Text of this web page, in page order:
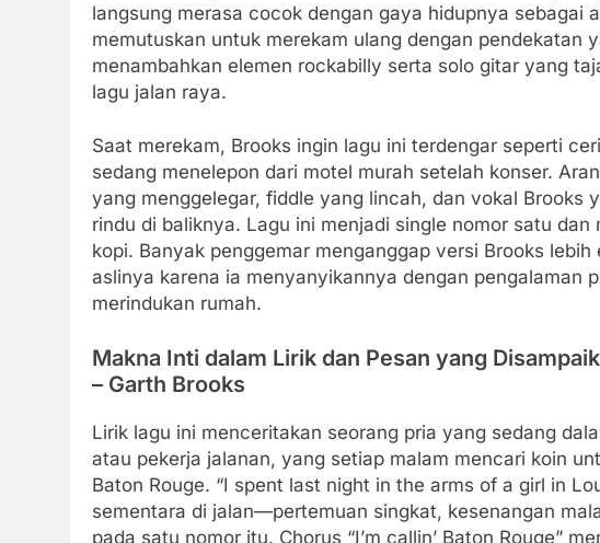
langsung merasa cocok dengan gaya hidupnya sebagai
memutuskan untuk merekam ulang dengan pendekatan
menambahkan elemen rockabilly serta solo gitar yang
lagu jalan raya.
Saat merekam, Brooks ingin lagu ini terdengar seperti
sedang menelepon dari motel murah setelah konser.
yang menggelegar, fiddle yang lincah, dan vokal Brooks
rindu di baliknya. Lagu ini menjadi single nomor satu
kopi. Banyak penggemar menganggap versi Brooks
aslinya karena ia menyanyikannya dengan pengalaman
merindukan rumah.
Makna Inti dalam Lirik dan Pesan yang
– Garth Brooks
Lirik lagu ini menceritakan seorang pria yang sedang
atau pekerja jalanan, yang setiap malam mencari koin
Baton Rouge. “I spent last night in the arms of a girl in
sementara di jalan—pertemuan singkat, kesenangan
pada satu nomor itu. Chorus “I’m callin’ Baton Rouge”